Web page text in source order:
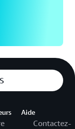
Aide
Contactez-